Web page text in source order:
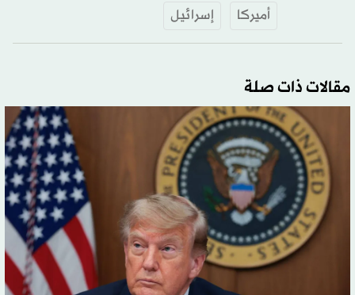
أميركا
إسرائيل
مقالات ذات صلة